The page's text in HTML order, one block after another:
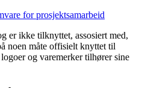
for prosjektsamarbeid
er ikke tilknyttet, assosiert med,
noen måte offisielt knyttet til
og varemerker tilhører sine